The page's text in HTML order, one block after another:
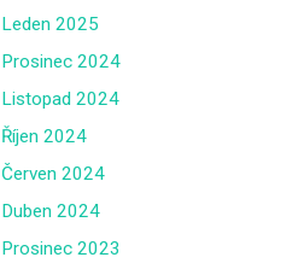
Leden 2025
Prosinec 2024
Listopad 2024
Říjen 2024
Červen 2024
Duben 2024
Prosinec 2023